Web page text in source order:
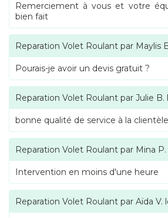
Remerciement à vous et votre
bien fait
Reparation Volet Roulant par Maylis
Pourais-je avoir un devis gratuit ?
Reparation Volet Roulant par Julie B.
bonne qualité de service à la clientèle
Reparation Volet Roulant par Mina P.
Intervention en moins d'une heure
Reparation Volet Roulant par Aïda V.